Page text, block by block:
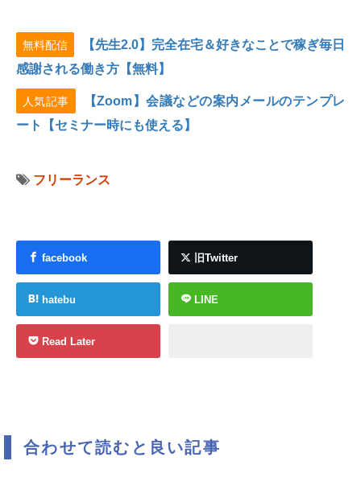
無料配信
【先生2.0】完全在宅＆好きなことで稼ぎ毎日
感謝される働き方【無料】
人気記事
【Zoom】会議などの案内メールのテンプレ
ート【セミナー時にも使える】
フリーランス
facebook 旧Twitter
hatebu LINE
Read Later
合わせて読むと良い記事